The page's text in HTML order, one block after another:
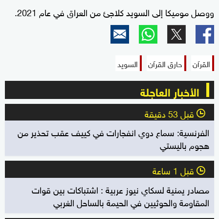
ووصل موميكا إلى السويد كلاجئ من العراق في عام 2021.
القرآن حارق القرآن السويد
الأخبار العاجلة
l قبل 53 دقيقة
الفرنسية: سماع دوي انفجارات في كييف عقب تحذير من
هجوم باليستي
l قبل 1 ساعة
مصادر يمنية لسكاي نيوز عربية : اشتباكات بين قوات
المقاومة والحوثيين في الحيمة بالساحل الغربي